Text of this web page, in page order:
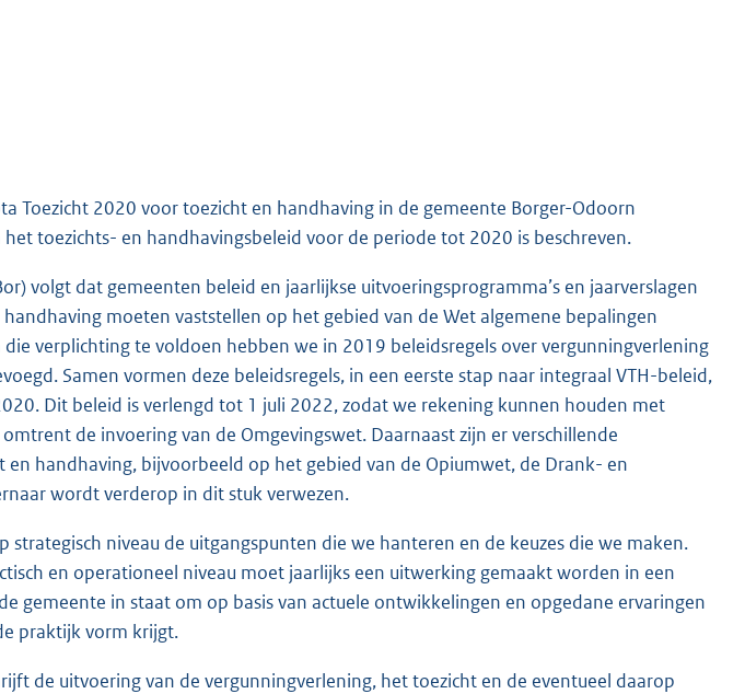
Toezicht 2020 voor toezicht en handhaving in de gemeente Borger-Odoorn
toezichts- en handhavingsbeleid voor de periode tot 2020 is beschreven.
volgt dat gemeenten beleid en jaarlijkse uitvoeringsprogramma’s en jaarverslagen
moeten vaststellen op het gebied van de Wet algemene bepalingen
die verplichting te voldoen hebben we in 2019 beleidsregels over vergunningverlening
Samen vormen deze beleidsregels, in een eerste stap naar integraal VTH-beleid,
Dit beleid is verlengd tot 1 juli 2022, zodat we rekening kunnen houden met
de invoering van de Omgevingswet. Daarnaast zijn er verschillende
en handhaving, bijvoorbeeld op het gebied van de Opiumwet, de Drank- en
wordt verderop in dit stuk verwezen.
strategisch niveau de uitgangspunten die we hanteren en de keuzes die we maken.
en operationeel niveau moet jaarlijks een uitwerking gemaakt worden in een
gemeente in staat om op basis van actuele ontwikkelingen en opgedane ervaringen
praktijk vorm krijgt.
de uitvoering van de vergunningverlening, het toezicht en de eventueel daarop